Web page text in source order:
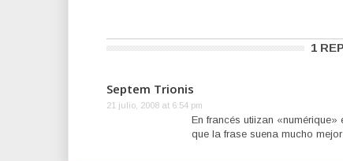
1
Septem Trionis
21 julio, 2008 at 6:54 pm
En francés utiizan
que la frase suena mucho